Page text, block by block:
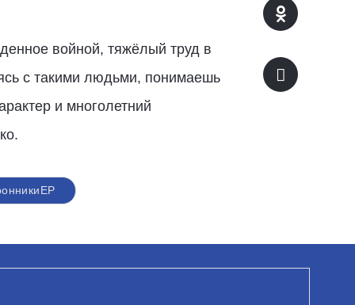
войной, тяжёлый труд в
с такими людьми, понимаешь
и многолетний